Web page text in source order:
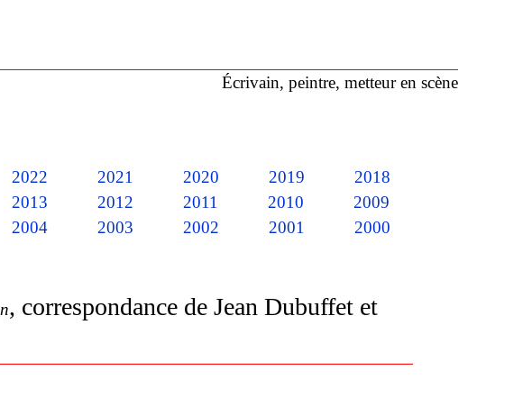
Écrivain, peintre, metteur en scène
2022 2021 2020 2019
2018
2013 2012 2011 2010
2009
2004 2003 2002 2001
2000
, correspondance de Jean Dubuffet et